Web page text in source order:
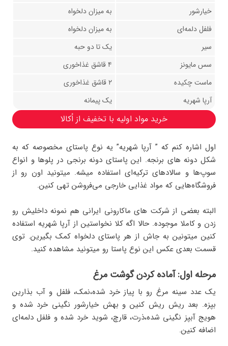
خیارشور
به میزان دلخواه
فلفل دلمه‌ای
به میزان دلخواه
سیر
یک تا دو حبه
سس مایونز
۴ قاشق غذاخوری
ماست چکیده
۲ قاشق غذاخوری
آرپا شهریه
یک پیمانه
خرید مواد اولیه با تخفیف از اُکالا
اول اشاره کنم که ” آرپا شهریه” یه نوع پاستای مخصوصه که به
شکل دونه های برنجه. این پاستای دونه برنجی در پلوها و انواع
سوپ‌ها و سالادهای ترکیه‌ای استفاده میشه. میتونید اون رو از
فروشگاه‌هایی که مواد غذایی خارجی می‌فروشن تهی کنین.
البته بعضی از شرکت های ماکارونی ایرانی هم نمونه داخلیش رو
زدن و کاملا موجوده. حالا اگه کلا نخواستین از آرپا شهریه استفاده
کنین میتونین به جاش از هر پاستای دلخواه کمک بگیرین. توی
قسمت بعدی عکس این نوع پاستا رو میتونید مشاهده کنید.
مرحله اول: آماده کردن گوشت مرغ
یک عدد سینه مرغ رو با پیاز خرد شده،نمک، فلفل و آب بذارین
بپزه. بعد ریش ریش کنین و بهش خیارشور نگینی خرد شده و
هویج آبپز نگینی شده،ذرت، قارچ، شوید خرد شده و فلفل دلمه‌ای
اضافه کنین.